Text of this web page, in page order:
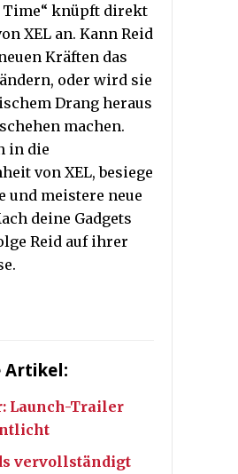
Time“ knüpft direkt
XEL an. Kann Reid
Kräften das
oder wird sie
Drang heraus
machen.
in die
von XEL, besiege
und meistere neue
deine Gadgets
Reid auf ihrer
Artikel:
Launch-Trailer
vervollständigt